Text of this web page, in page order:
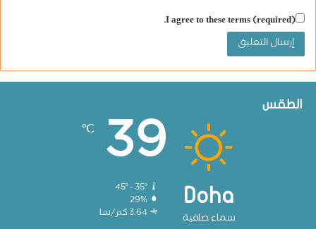
I agree to these terms (required).
الطقس
Doha
سماء صافية
39
℃
45º - 35º
29%
3.64 كم/سا